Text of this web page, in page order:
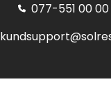
077-551 00 00